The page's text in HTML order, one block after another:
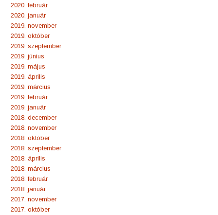
2020. február
2020. január
2019. november
2019. október
2019. szeptember
2019. június
2019. május
2019. április
2019. március
2019. február
2019. január
2018. december
2018. november
2018. október
2018. szeptember
2018. április
2018. március
2018. február
2018. január
2017. november
2017. október